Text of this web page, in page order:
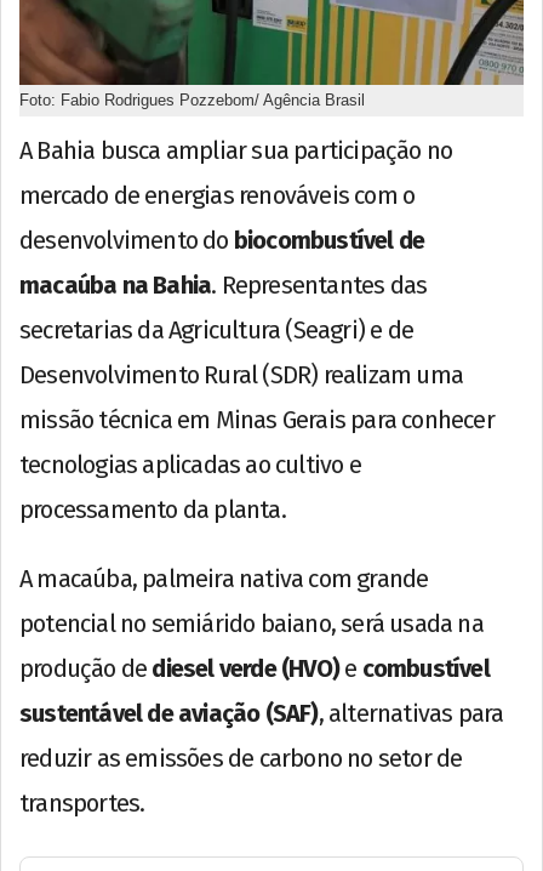
Foto: Fabio Rodrigues Pozzebom/ Agência Brasil
A Bahia busca ampliar sua participação no
mercado de energias renováveis com o
desenvolvimento do biocombustível de
macaúba na Bahia. Representantes das
secretarias da Agricultura (Seagri) e de
Desenvolvimento Rural (SDR) realizam uma
missão técnica em Minas Gerais para conhecer
tecnologias aplicadas ao cultivo e
processamento da planta.
A macaúba, palmeira nativa com grande
potencial no semiárido baiano, será usada na
produção de diesel verde (HVO)e combustível
sustentável de aviação (SAF), alternativas para
reduzir as emissões de carbono no setor de
transportes.